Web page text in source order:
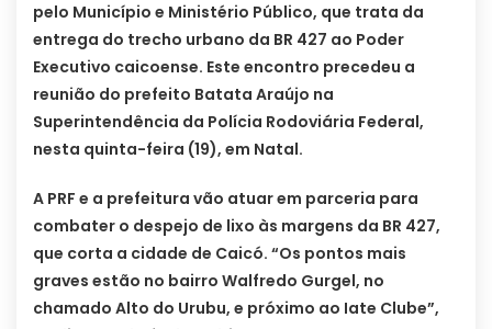
pelo Município e Ministério Público, que trata da
entrega do trecho urbano da BR 427 ao Poder
Executivo caicoense. Este encontro precedeu a
reunião do prefeito Batata Araújo na
Superintendência da Polícia Rodoviária Federal,
nesta quinta-feira (19), em Natal.
A PRF e a prefeitura vão atuar em parceria para
combater o despejo de lixo às margens da BR 427,
que corta a cidade de Caicó. “Os pontos mais
graves estão no bairro Walfredo Gurgel, no
chamado Alto do Urubu, e próximo ao Iate Clube”,